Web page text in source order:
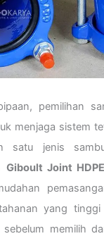
pemilihan
menjaga sistem
satu jenis
Giboult Joint HDPE
yang
memilih